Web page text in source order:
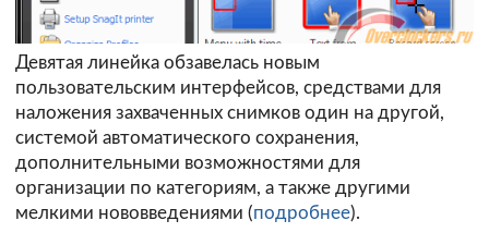
Девятая линейка обзавелась новым
пользовательским интерфейсов, средствами для
наложения захваченных снимков один на другой,
системой автоматического сохранения,
дополнительными возможностями для
организации по категориям, а также другими
мелкими нововведениями (подробнее).